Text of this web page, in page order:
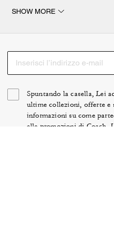
réversibles qui s'adaptent à
harness et plaques COACH.
raffiné ou en toile exclusive
avec élégance dans votre
SHOW MORE
Spuntando la casella, Lei
ultime collezioni, offerte e
informazioni su come
alle promozioni di Coach.